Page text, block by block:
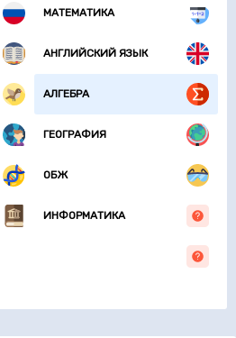
МАТЕМАТИКА
АНГЛИЙСКИЙ ЯЗЫК
АЛГЕБРА
ГЕОГРАФИЯ
ОБЖ
ИНФОРМАТИКА